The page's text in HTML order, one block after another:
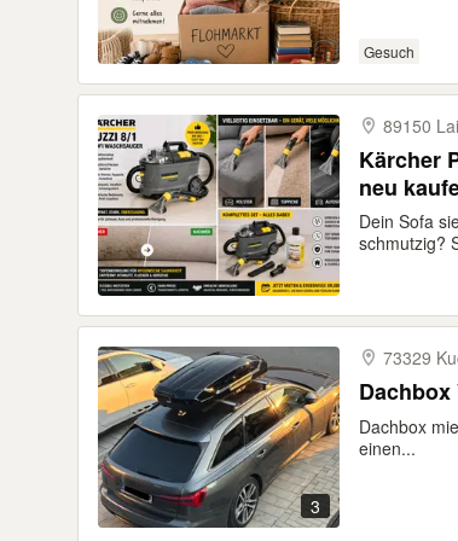
Gesuch
89150
Kärcher
neu
Dein Sofa
schmutzig?
3
73329
Dachbox
Dachbox
einen...